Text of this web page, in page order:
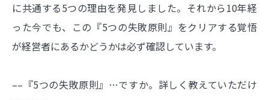
に共通する5つの理由を発見しました。それから10年経
った今でも、この『5つの失敗原則』をクリアする覚悟
が経営者にあるかどうかは必ず確認しています。
––『5つの失敗原則』…ですか。詳しく教えていただけ